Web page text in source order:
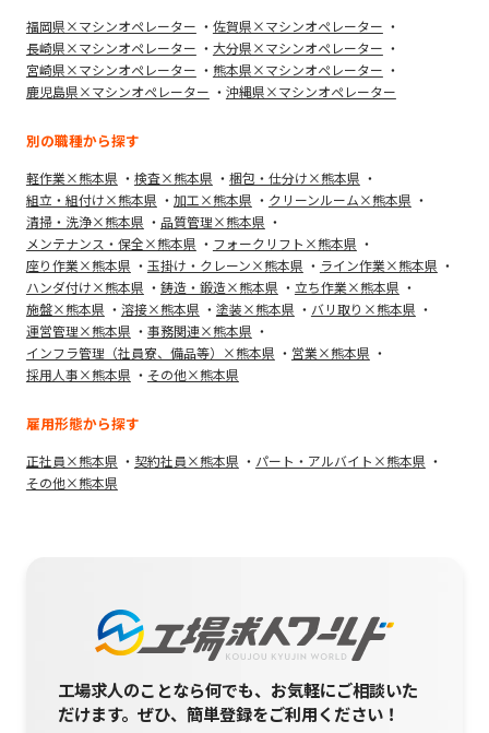
福岡県×マシンオペレーター
佐賀県×マシンオペレーター
長崎県×マシンオペレーター
大分県×マシンオペレーター
宮崎県×マシンオペレーター
熊本県×マシンオペレーター
鹿児島県×マシンオペレーター
沖縄県×マシンオペレーター
別の職種から探す
軽作業×熊本県 検査×熊本県
梱包・仕分け×熊本県
組立・組付け×熊本県
加工×熊本県
クリーンルーム×熊本県
清掃・洗浄×熊本県
品質管理×熊本県
メンテナンス・保全×熊本県
フォークリフト×熊本県
座り作業×熊本県
玉掛け・クレーン×熊本県
ライン作業×熊本県
ハンダ付け×熊本県
鋳造・鍛造×熊本県
立ち作業×熊本県
施盤×熊本県
溶接×熊本県 塗装×熊本県
バリ取り×熊本県
運営管理×熊本県
事務関連×熊本県
インフラ管理（社員寮、備品等）×熊本県
営業×熊本県
採用人事×熊本県
その他×熊本県
雇用形態から探す
正社員×熊本県 契約社員×熊本県
パート・アルバイト×熊本県
その他×熊本県
工場求人のことなら何でも、お気軽にご相談いた
だけます。ぜひ、簡単登録をご利用ください！